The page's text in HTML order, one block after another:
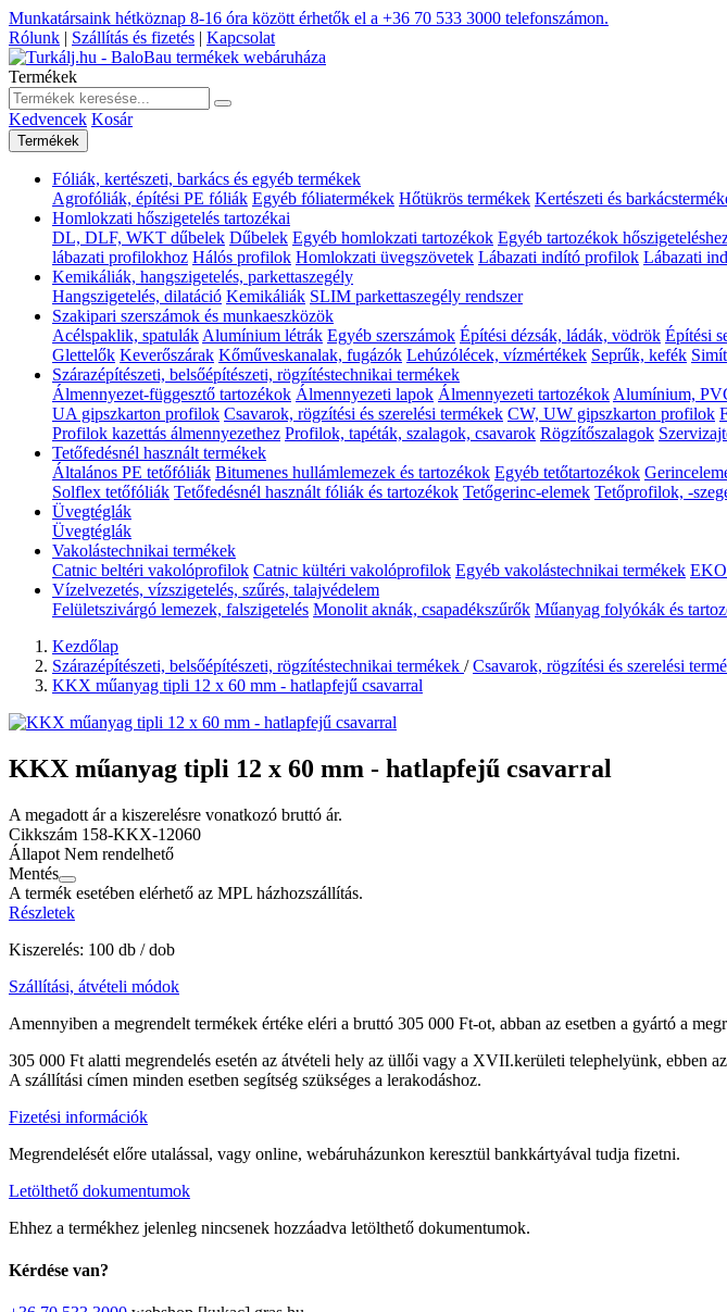
Munkatársaink hétköznap 8-16 óra között érhetők el a +36 70 533 3000 telefonszámon.
Rólunk | Szállítás és fizetés | Kapcsolat
Termékek
Kedvencek Kosár
Termékek
Fóliák, kertészeti, barkács és egyéb termékek
Agrofóliák, építési PE fóliák Egyéb fóliatermékek Hőtükrös termékek Kertészeti és
Homlokzati hőszigetelés tartozékai
DL, DLF, WKT dűbelek Dűbelek Egyéb homlokzati tartozékok Egyéb tartozékok
lábazati profilokhoz Hálós profilok Homlokzati üvegszövetek Lábazati indító profilok Lábazati
Kemikáliák, hangszigetelés, parkettaszegély
Hangszigetelés, dilatáció Kemikáliák SLIM parkettaszegély rendszer
Szakipari szerszámok és munkaeszközök
Acélspaklik, spatulák Alumínium létrák Egyéb szerszámok Építési dézsák, ládák, vödrök Építési
Glettelők Keverőszárak Kőműveskanalak, fugázók Lehúzólécek, vízmértékek Seprűk, kefék
Szárazépítészeti, belsőépítészeti, rögzítéstechnikai termékek
Álmennyezet-függesztő tartozékok Álmennyezeti lapok Álmennyezeti tartozékok Alumínium,
UA gipszkarton profilok Csavarok, rögzítési és szerelési termékek CW, UW gipszkarton profilok
Profilok kazettás álmennyezethez Profilok, tapéták, szalagok, csavarok Rögzítőszalagok
Tetőfedésnél használt termékek
Általános PE tetőfóliák Bitumenes hullámlemezek és tartozékok Egyéb tetőtartozékok
Solflex tetőfóliák Tetőfedésnél használt fóliák és tartozékok Tetőgerinc-elemek Tetőprofilok, -
Üvegtéglák
Üvegtéglák
Vakolástechnikai termékek
Catnic beltéri vakolóprofilok Catnic kültéri vakolóprofilok Egyéb vakolástechnikai termékek
Vízelvezetés, vízszigetelés, szűrés, talajvédelem
Felületszivárgó lemezek, falszigetelés Monolit aknák, csapadékszűrők Műanyag folyókák és
Kezdőlap
Szárazépítészeti, belsőépítészeti, rögzítéstechnikai termékek /Csavarok, rögzítési és szerelési
KKX műanyag tipli 12 x 60 mm - hatlapfejű csavarral
KKX műanyag tipli 12 x 60 mm - hatlapfejű csavarral
A megadott ár a kiszerelésre vonatkozó bruttó ár.
Cikkszám 158-KKX-12060
Állapot Nem rendelhető
Mentés
A termék esetében elérhető az MPL házhozszállítás.
Részletek
Kiszerelés: 100 db / dob
Szállítási, átvételi módok
Amennyiben a megrendelt termékek értéke eléri a bruttó 305 000 Ft-ot, abban az esetben a gyártó a
305 000 Ft alatti megrendelés esetén az átvételi hely az üllői vagy a XVII.kerületi telephelyünk, ebben
A szállítási címen minden esetben segítség szükséges a lerakodáshoz.
Fizetési információk
Megrendelését előre utalással, vagy online, webáruházunkon keresztül bankkártyával tudja fizetni.
Letölthető dokumentumok
Ehhez a termékhez jelenleg nincsenek hozzáadva letölthető dokumentumok.
Kérdése van?